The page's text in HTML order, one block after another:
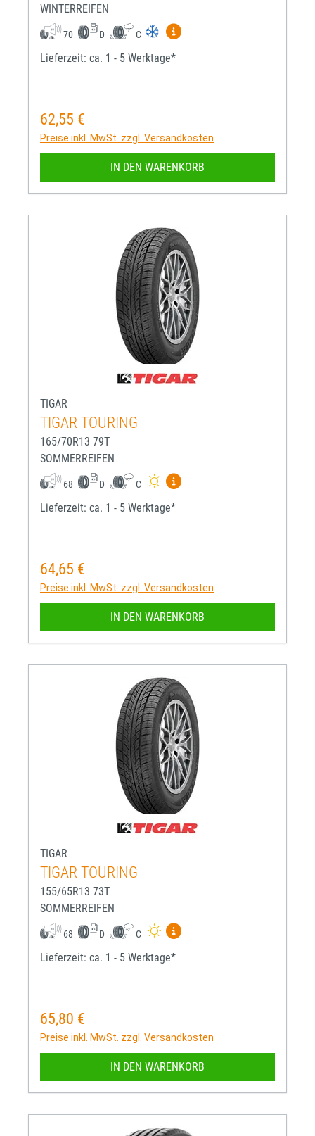
WINTERREIFEN
70 D C
Mehr Informationen zum
Lieferzeit: ca. 1 - 5 Werktage*
Regulärer Preis:
62,55 €
Preise inkl. MwSt. zzgl. Versandkosten
IN DEN WARENKORB
TIGAR
TIGAR TOURING
165/70R13 79T
SOMMERREIFEN
68 D C
Mehr Informationen zum
Lieferzeit: ca. 1 - 5 Werktage*
Regulärer Preis:
64,65 €
Preise inkl. MwSt. zzgl. Versandkosten
IN DEN WARENKORB
TIGAR
TIGAR TOURING
155/65R13 73T
SOMMERREIFEN
68 D C
Mehr Informationen zum
Lieferzeit: ca. 1 - 5 Werktage*
Regulärer Preis:
65,80 €
Preise inkl. MwSt. zzgl. Versandkosten
IN DEN WARENKORB